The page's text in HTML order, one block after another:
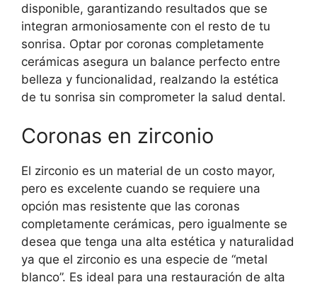
disponible, garantizando resultados que se
integran armoniosamente con el resto de tu
sonrisa. Optar por coronas completamente
cerámicas asegura un balance perfecto entre
belleza y funcionalidad, realzando la estética
de tu sonrisa sin comprometer la salud dental.
Coronas en zirconio
El zirconio es un material de un costo mayor,
pero es excelente cuando se requiere una
opción mas resistente que las coronas
completamente cerámicas, pero igualmente se
desea que tenga una alta estética y naturalidad
ya que el zirconio es una especie de “metal
blanco”. Es ideal para una restauración de alta